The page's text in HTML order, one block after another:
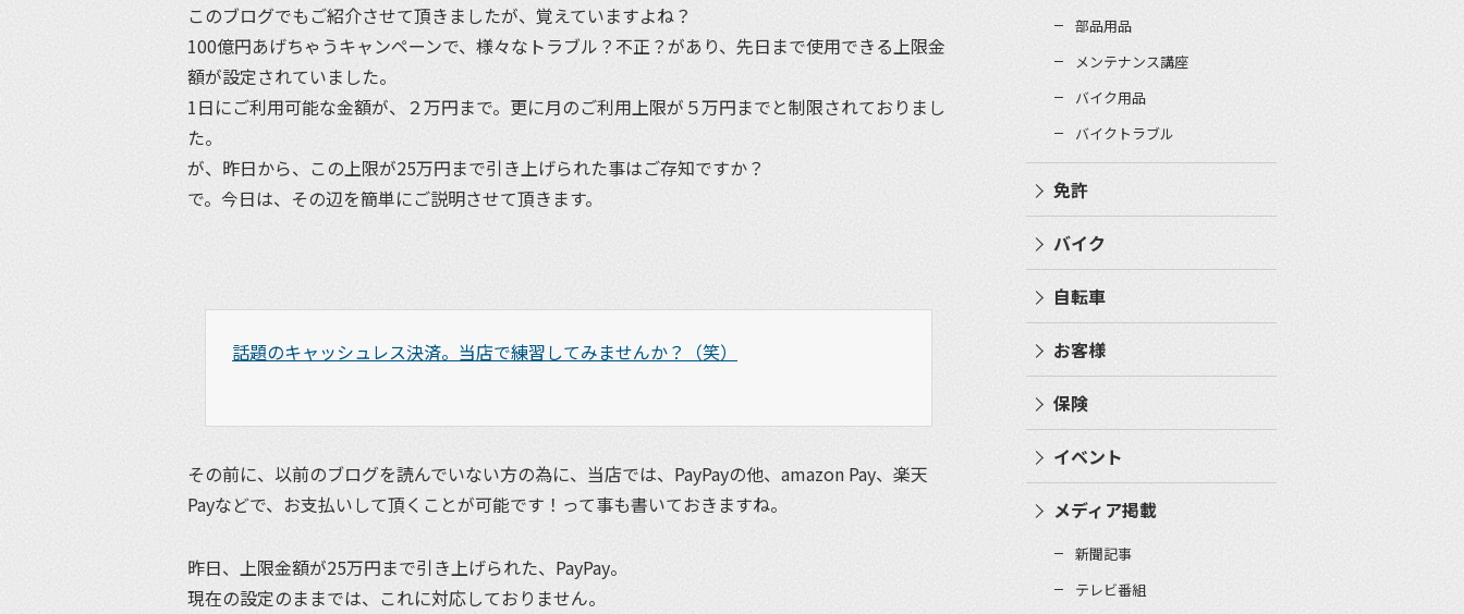
このブログでもご紹介させて頂きましたが、覚えていますよね？
100億円あげちゃうキャンペーンで、様々なトラブル？不正？があり、先日まで使用できる上限金
額が設定されていました。
1日にご利用可能な金額が、２万円まで。更に月のご利用上限が５万円までと制限されておりまし
た。
が、昨日から、この上限が25万円まで引き上げられた事はご存知ですか？
で。今日は、その辺を簡単にご説明させて頂きます。
話題のキャッシュレス決済。当店で練習してみませんか？（笑）
その前に、以前のブログを読んでいない方の為に、当店では、PayPayの他、amazon Pay、楽天
Payなどで、お支払いして頂くことが可能です！って事も書いておきますね。
昨日、上限金額が25万円まで引き上げられた、PayPay。
現在の設定のままでは、これに対応しておりません。
部品用品
メンテナンス講座
バイク用品
バイクトラブル
免許
バイク
自転車
お客様
保険
イベント
メディア掲載
新聞記事
テレビ番組